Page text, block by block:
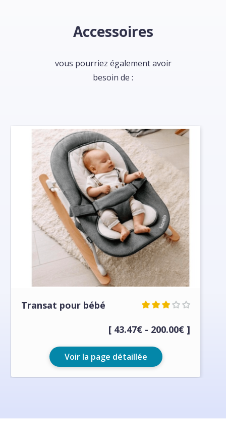
Accessoires
vous pourriez également avoir
besoin de :
Transat pour bébé
[ 43.47€ - 200.00€ ]
Voir la page détaillée